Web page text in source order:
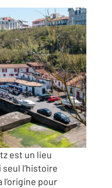
est un lieu
l’histoire
pour